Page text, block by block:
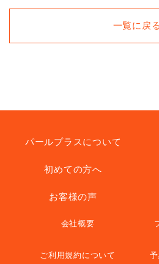
一覧に戻る
パールプラスについて
初めての方へ
お客様の声
会社概要
ご利用規約について